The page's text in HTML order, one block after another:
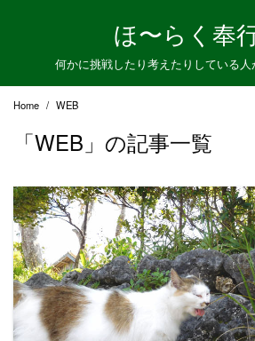
ほ〜らく奉
何かに挑戦したり考えたりしている
Home WEB
「WEB」の記事一覧
READ MORE